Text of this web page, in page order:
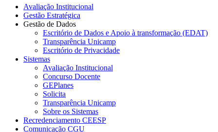
Avaliação Institucional
Gestão Estratégica
Gestão de Dados
Escritório de Dados e Apoio à transformação (EDAT)
Transparência Unicamp
Escritório de Privacidade
Sistemas
Avaliação Institucional
Concurso Docente
GEPlanes
Solicita
Transparência Unicamp
Sobre os Sistemas
Recredenciamento CEESP
Comunicação CGU